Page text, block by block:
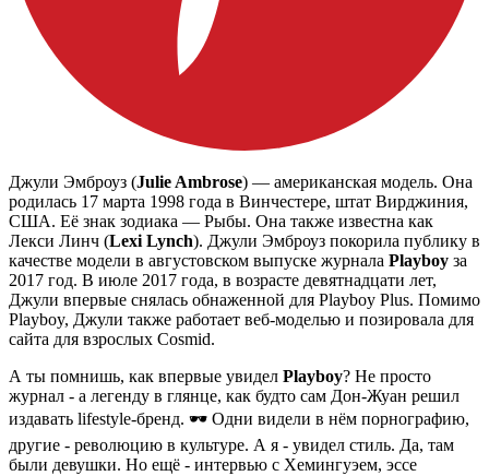
Джули Эмброуз (Julie Ambrose) — американская модель. Она
родилась 17 марта 1998 года в Винчестере, штат Вирджиния,
США. Её знак зодиака — Рыбы. Она также известна как
Лекси Линч (Lexi Lynch). Джули Эмброуз покорила публику в
качестве модели в августовском выпуске журнала Playboy за
2017 год. В июле 2017 года, в возрасте девятнадцати лет,
Джули впервые снялась обнаженной для Playboy Plus. Помимо
Playboy, Джули также работает веб-моделью и позировала для
сайта для взрослых Cosmid.
А ты помнишь, как впервые увидел Playboy? Не просто
журнал - а легенду в глянце, как будто сам Дон-Жуан решил
издавать lifestyle-бренд. 🕶️ Одни видели в нём порнографию,
другие - революцию в культуре. А я - увидел стиль. Да, там
были девушки. Но ещё - интервью с Хемингуэем, эссе